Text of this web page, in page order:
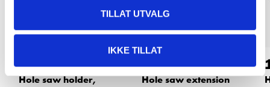
TILLAT UTVALG
IKKE TILLAT
79
Hole saw holder,
64
Hole saw extension